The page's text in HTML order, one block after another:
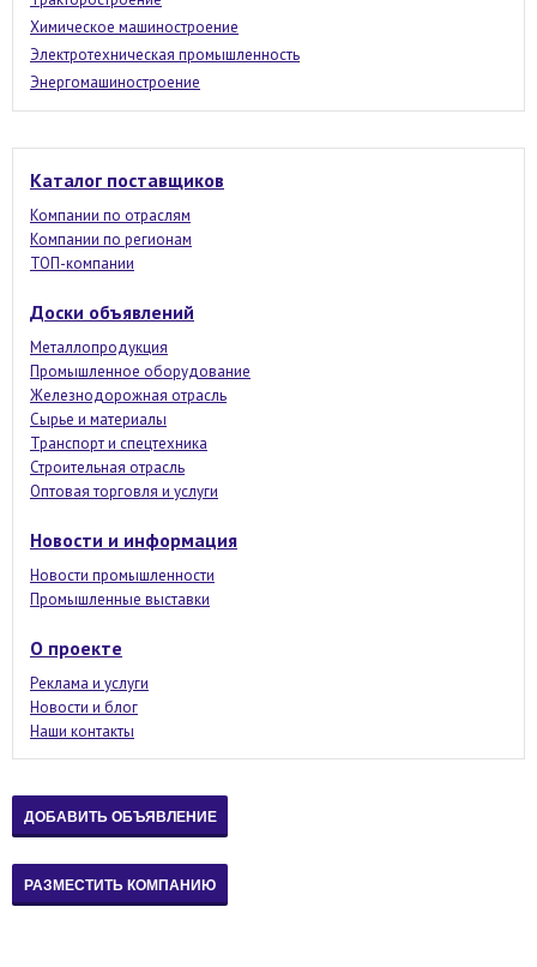
Химическое машиностроение
Электротехническая промышленность
Энергомашиностроение
Каталог поставщиков
Компании по отраслям
Компании по регионам
ТОП-компании
Доски объявлений
Металлопродукция
Промышленное оборудование
Железнодорожная отрасль
Сырье и материалы
Транспорт и спецтехника
Строительная отрасль
Оптовая торговля и услуги
Новости и информация
Новости промышленности
Промышленные выставки
О проекте
Реклама и услуги
Новости и блог
Наши контакты